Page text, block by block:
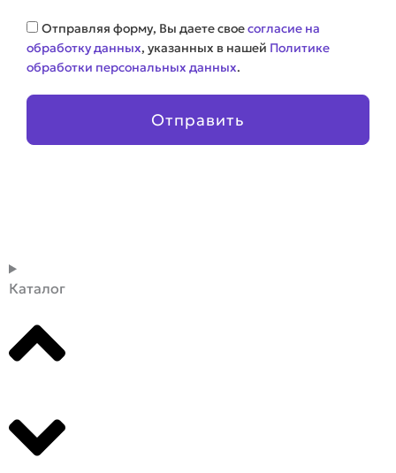
Соглашение
Отправляя форму, Вы даете своесогласие на
обработку данных, указанных в нашей Политике
обработки персональных данных.
Отправить
Каталог